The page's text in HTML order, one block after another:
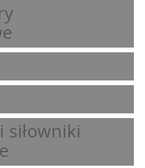
siłowniki